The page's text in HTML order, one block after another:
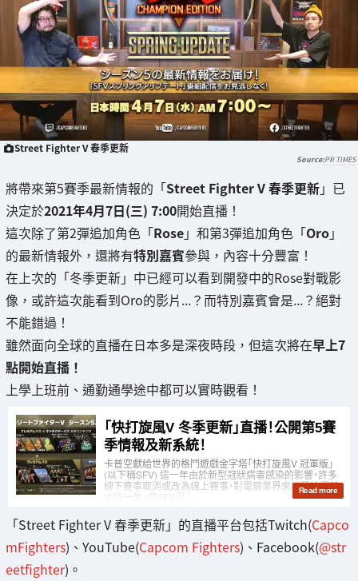
Street Fighter V 春季更新
PR TIMES
將帶來第5賽季最新情報的「Street Fighter V 春季更新」已
決定於2021年4月7日(三) 7:00開始直播！
這次除了第2彈追加角色「Rose」和第3彈追加角色「Oro」
的最新情報外，還將有特別嘉賓參與，內容十分豐富！
在上次的「冬季更新」中已經可以看到開發中的Rose對戰影
像，或許這次能看到Oro的影片...？而特別嘉賓會是...？絕對
不能錯過！
雖然面向全球的直播在日本多是深夜時段，但這次將在早上7
點開始直播！
上學上班前、通勤通學途中都可以實時觀看！
「Street Fighter V 春季更新」的直播平台包括Twitch(Capco
mFighters)、YouTube(Capcom Fighters)、Facebook(@str
eetfighter)。